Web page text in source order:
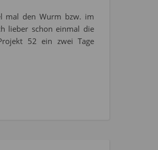
mal den Wurm bzw. im
lieber schon einmal die
52 ein zwei Tage